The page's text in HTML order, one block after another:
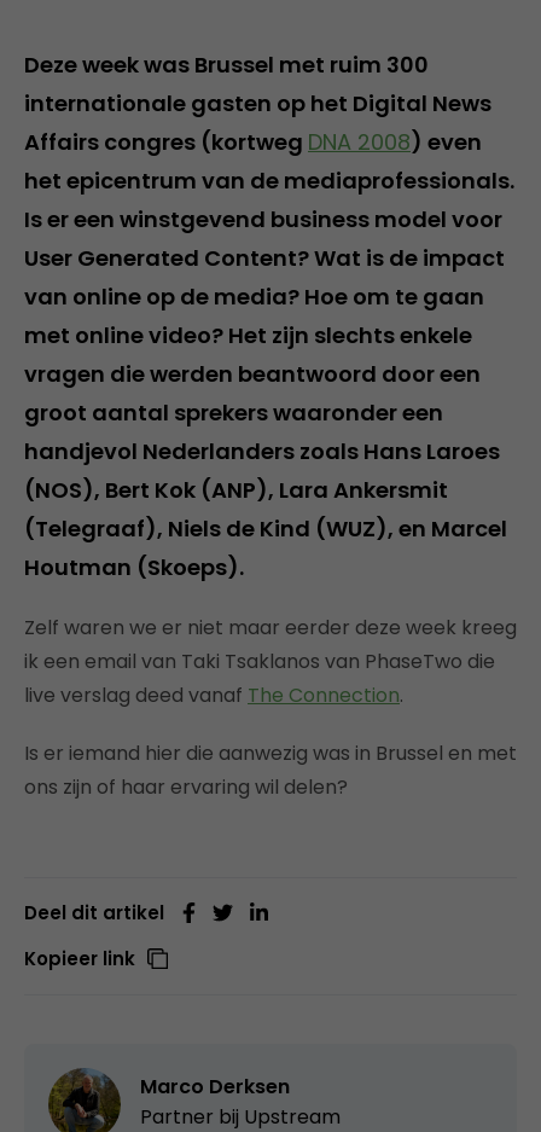
Deze week was Brussel met ruim 300
internationale gasten op het Digital News
Affairs congres (kortweg DNA 2008) even
het epicentrum van de mediaprofessionals.
Is er een winstgevend business model voor
User Generated Content? Wat is de impact
van online op de media? Hoe om te gaan
met online video? Het zijn slechts enkele
vragen die werden beantwoord door een
groot aantal sprekers waaronder een
handjevol Nederlanders zoals Hans Laroes
(NOS), Bert Kok (ANP), Lara Ankersmit
(Telegraaf), Niels de Kind (WUZ), en Marcel
Houtman (Skoeps).
Zelf waren we er niet maar eerder deze week kreeg
ik een email van Taki Tsaklanos van PhaseTwo die
live verslag deed vanaf The Connection.
Is er iemand hier die aanwezig was in Brussel en met
ons zijn of haar ervaring wil delen?
Deel dit artikel
Kopieer link
Marco Derksen
Partner bij Upstream